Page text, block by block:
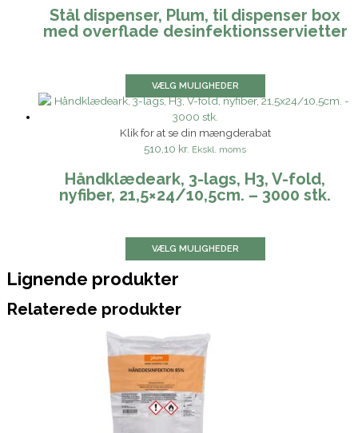
Stål dispenser, Plum, til dispenser box
med overflade desinfektionsservietter
VÆLG MULIGHEDER
Klik for at se din mængderabat
510,10 kr. Ekskl. moms
Håndklædeark, 3-lags, H3, V-fold,
nyfiber, 21,5×24/10,5cm. – 3000 stk.
VÆLG MULIGHEDER
Lignende produkter
Relaterede produkter